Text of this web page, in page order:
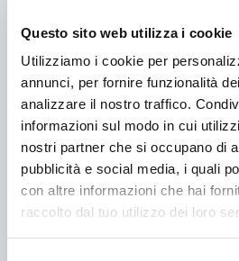
Questo sito web utilizza i cookie
Utilizziamo i cookie per
annunci, per fornire funzionalità
analizzare il nostro traffico.
informazioni sul modo in cui
nostri partner che si occupano di
pubblicità e social media, i quali
con altre informazioni che hai
raccolto dal tuo utilizzo dei loro
DIETRO LE QUINTE DEL